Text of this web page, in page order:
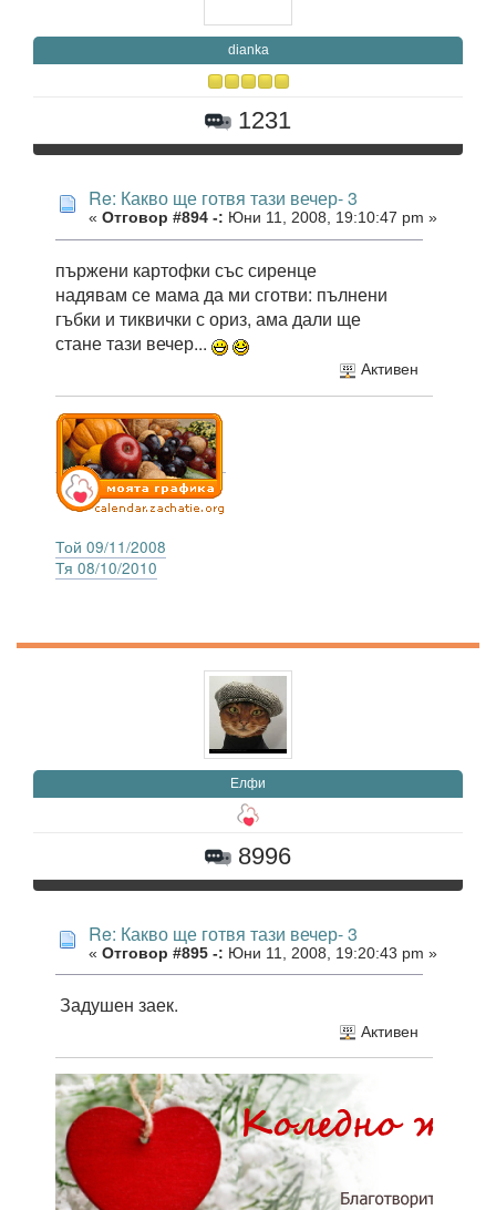
dianka
1231
Re: Какво ще готвя тази вечер- 3
« Отговор #894 -: Юни 11, 2008, 19:10:47 pm »
пържени картофки със сиренце
надявам се мама да ми сготви: пълнени
гъбки и тиквички с ориз, ама дали ще
стане тази вечер...
Активен
Той 09/11/2008
Тя 08/10/2010
Елфи
8996
Re: Какво ще готвя тази вечер- 3
« Отговор #895 -: Юни 11, 2008, 19:20:43 pm »
Задушен заек.
Активен